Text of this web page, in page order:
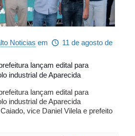
Noticias em
11 de agosto de
lançam edital para
industrial de Aparecida
lançam edital para
industrial de Aparecida
vice Daniel Vilela e prefeito